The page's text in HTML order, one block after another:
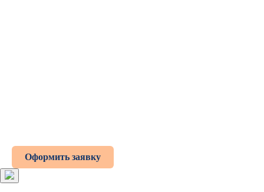
Оформить заявку